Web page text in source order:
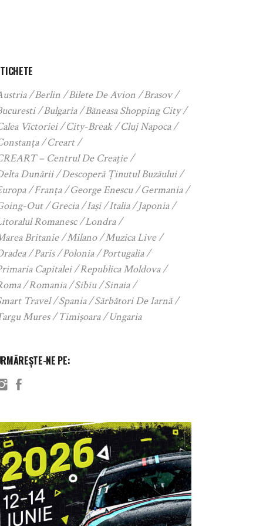
Berlin Bilete De Avion
Brasov
Bulgaria
Băneasa Shopping City
Victoriei
City-Break
Cluj Napoca
Creart
– Centrul De Creație
Dunării
Descoperă Ținutul Buzăului
Franța George Enescu
Germania
Out
Grecia Iași Italia
Japonia
Romanesc
Londra
Britanie
Milano
Muzica Live
Paris Polonia
Portugalia
Capitalei
Republica Moldova
Romania Sibiu
Sinaia
Travel
Spania
Sărbători De Iarnă
Mures
Timișoara Ungaria
NE PE: